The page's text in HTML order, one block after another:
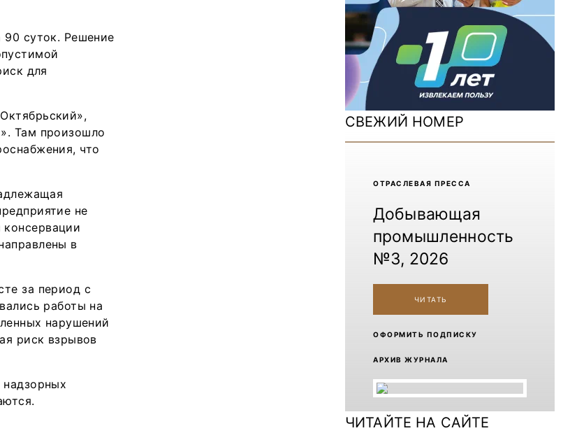
Рудник 2024 | Обзор выставки
В помощь шахтёру 2024
Уголь России и Майнинг 2024
Mining World Russia 2024
90 суток. Решение
для
Там произошло
что
не
в
за период с
работы на
нарушений
риск взрывов
СВЕЖИЙ НОМЕР
ОТРАCЛЕВАЯ ПРЕССА
Добывающая
промышленность
№3, 2026
ЧИТАТЬ
ОФОРМИТЬ ПОДПИСКУ
АРХИВ ЖУРНАЛА
ЧИТАЙТЕ НА САЙТЕ